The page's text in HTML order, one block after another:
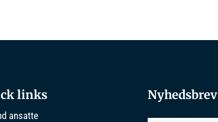
links
ansatte
Nyhedsbrev